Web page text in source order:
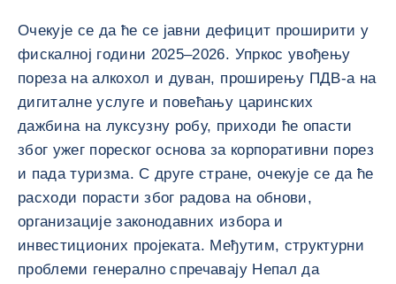
Очекује се да ће се јавни дефицит проширити у
фискалној години 2025–2026. Упркос увођењу
пореза на алкохол и дуван, проширењу ПДВ-а на
дигиталне услуге и повећању царинских
дажбина на луксузну робу, приходи ће опасти
због ужег пореског основа за корпоративни порез
и пада туризма. С друге стране, очекује се да ће
расходи порасти због радова на обнови,
организације законодавних избора и
инвестиционих пројеката. Међутим, структурни
проблеми генерално спречавају Непал да